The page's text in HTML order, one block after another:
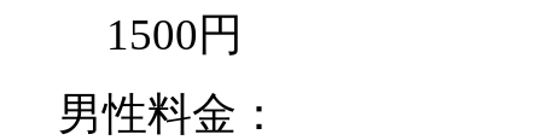
1500円
男性料金：